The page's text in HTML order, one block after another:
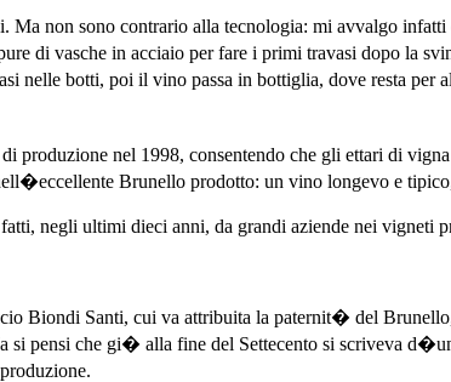
non sono contrario alla tecnologia: mi avvalgo infatti
di vasche in acciaio per fare i primi travasi dopo la
nelle botti, poi il vino passa in bottiglia, dove resta
nel 1998, consentendo che gli ettari di
Brunello prodotto: un vino longevo e
negli ultimi dieci anni, da grandi aziende nei vigneti
Santi, cui va attribuita la paternit� del
si pensi che gi� alla fine del Settecento si scriveva